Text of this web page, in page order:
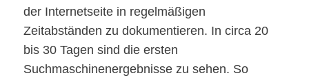
der Internetseite in regelmäßigen
Zeitabständen zu dokumentieren. In circa 20
bis 30 Tagen sind die ersten
Suchmaschinenergebnisse zu sehen. So